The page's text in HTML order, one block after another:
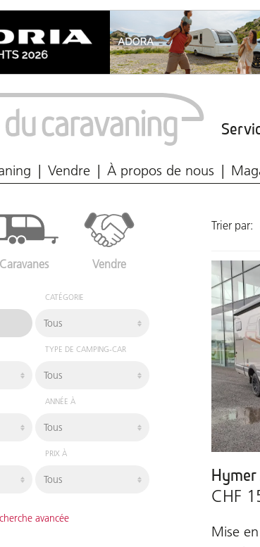
Vendre À propos de nous
Caravanes Vendre
CATÉGORIE
TYPE DE CAMPING-CAR
ANNÉE À
PRIX À
avancée
Trier par:
Hymer
CHF
Mise